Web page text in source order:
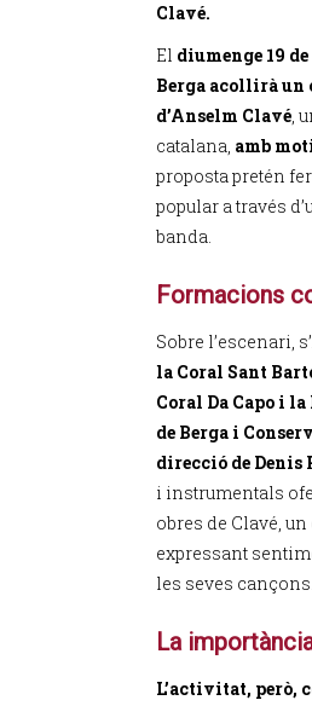
Clavé.
El diumenge 19
Berga acollirà un
d’Anselm Clavé,
catalana, amb
proposta pretén
popular a través
banda.
Formacions
Sobre l’escenari,
la Coral Sant
Coral Da Capo i
de Berga i
direcció de Denis
i instrumentals
obres de Clavé,
expressant
les seves cançons.
La
L’activitat, però,